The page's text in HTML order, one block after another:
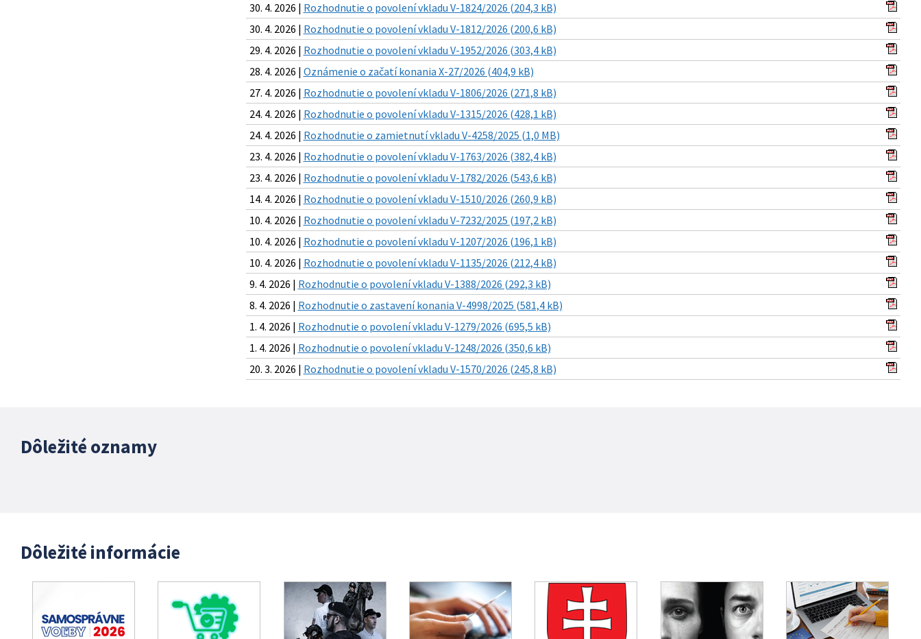
30. 4. 2026 | Rozhodnutie o povolení vkladu V-1824/2026 (204,3 kB)
30. 4. 2026 | Rozhodnutie o povolení vkladu V-1812/2026 (200,6 kB)
29. 4. 2026 | Rozhodnutie o povolení vkladu V-1952/2026 (303,4 kB)
28. 4. 2026 | Oznámenie o začatí konania X-27/2026 (404,9 kB)
27. 4. 2026 | Rozhodnutie o povolení vkladu V-1806/2026 (271,8 kB)
24. 4. 2026 | Rozhodnutie o povolení vkladu V-1315/2026 (428,1 kB)
24. 4. 2026 | Rozhodnutie o zamietnutí vkladu V-4258/2025 (1,0 MB)
23. 4. 2026 | Rozhodnutie o povolení vkladu V-1763/2026 (382,4 kB)
23. 4. 2026 | Rozhodnutie o povolení vkladu V-1782/2026 (543,6 kB)
14. 4. 2026 | Rozhodnutie o povolení vkladu V-1510/2026 (260,9 kB)
10. 4. 2026 | Rozhodnutie o povolení vkladu V-7232/2025 (197,2 kB)
10. 4. 2026 | Rozhodnutie o povolení vkladu V-1207/2026 (196,1 kB)
10. 4. 2026 | Rozhodnutie o povolení vkladu V-1135/2026 (212,4 kB)
9. 4. 2026 | Rozhodnutie o povolení vkladu V-1388/2026 (292,3 kB)
8. 4. 2026 | Rozhodnutie o zastavení konania V-4998/2025 (581,4 kB)
1. 4. 2026 | Rozhodnutie o povolení vkladu V-1279/2026 (695,5 kB)
1. 4. 2026 | Rozhodnutie o povolení vkladu V-1248/2026 (350,6 kB)
20. 3. 2026 | Rozhodnutie o povolení vkladu V-1570/2026 (245,8 kB)
Dôležité oznamy
Dôležité informácie